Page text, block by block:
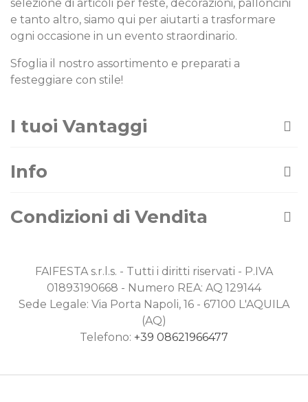
selezione di articoli per feste, decorazioni, palloncini
e tanto altro, siamo qui per aiutarti a trasformare
ogni occasione in un evento straordinario.
Sfoglia il nostro assortimento e preparati a
festeggiare con stile!
I tuoi Vantaggi
Info
Condizioni di Vendita
FAIFESTA s.r.l.s. - Tutti i diritti riservati - P.IVA
01893190668 - Numero REA: AQ 129144
Sede Legale: Via Porta Napoli, 16 - 67100 L'AQUILA
(AQ)
Telefono: +39 08621966477